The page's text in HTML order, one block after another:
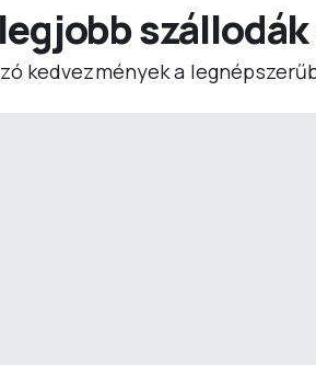
kedvezmények a